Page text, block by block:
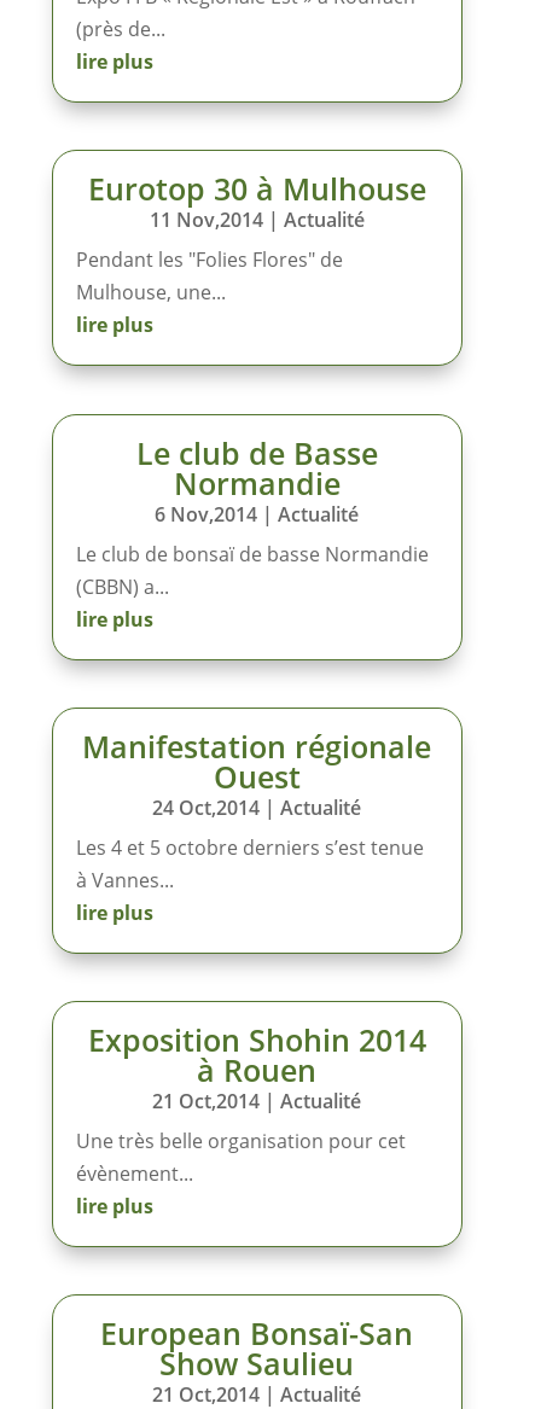
(près de...
lire plus
Eurotop 30 à Mulhouse
11 Nov,2014| Actualité
Pendant les "Folies Flores" de
Mulhouse, une...
lire plus
Le club de Basse
Normandie
6 Nov,2014 |Actualité
Le club de bonsaï de basse Normandie
(CBBN) a...
lire plus
Manifestation régionale
Ouest
24 Oct,2014 |Actualité
Les 4 et 5 octobre derniers s’est tenue
à Vannes...
lire plus
Exposition Shohin 2014
à Rouen
21 Oct,2014 |Actualité
Une très belle organisation pour cet
évènement...
lire plus
European Bonsaï-San
Show Saulieu
21 Oct,2014 |Actualité